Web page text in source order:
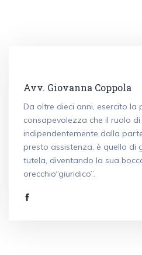
Avv. Giovanna Coppola
Da oltre dieci anni, esercito la
consapevolezza che il ruolo
indipendentemente dalla
presto assistenza, è quello di
tutela, diventando la sua
orecchio“giuridico”.